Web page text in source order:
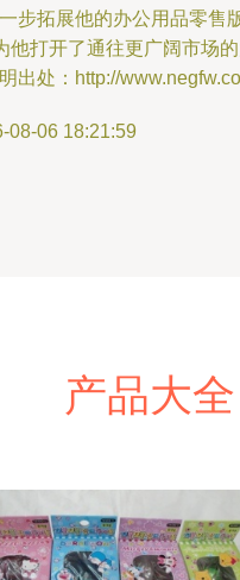
步拓展他的办公用品零售
他打开了通往更广阔市场的
出处：http://
08-06 18:21:59
产品大全